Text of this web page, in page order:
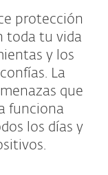
protección
toda tu vida
y los
La
que
funciona
los días y